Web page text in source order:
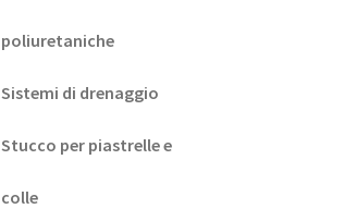
poliuretaniche
Sistemi di drenaggio
Stucco per piastrelle e
colle